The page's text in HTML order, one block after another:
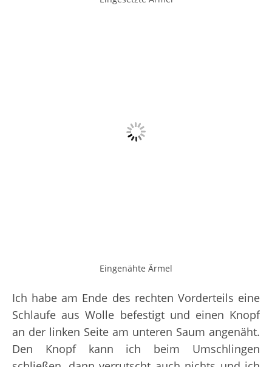
Eingenähte Ärmel
Ich habe am Ende des rechten Vorderteils eine
Schlaufe aus Wolle befestigt und einen Knopf
an der linken Seite am unteren Saum angenäht.
Den Knopf kann ich beim Umschlingen